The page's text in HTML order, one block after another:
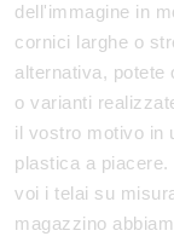
dell'immagine in
cornici larghe o
alternativa, potete
o varianti
il vostro motivo in
plastica a
voi i telai su
magazzino